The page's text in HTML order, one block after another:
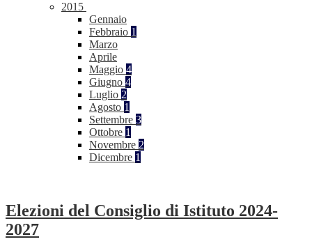
2015
Gennaio
Febbraio 1
Marzo
Aprile
Maggio 4
Giugno 4
Luglio 2
Agosto 1
Settembre 3
Ottobre 1
Novembre 2
Dicembre 1
Elezioni del Consiglio di Istituto 2024-
2027